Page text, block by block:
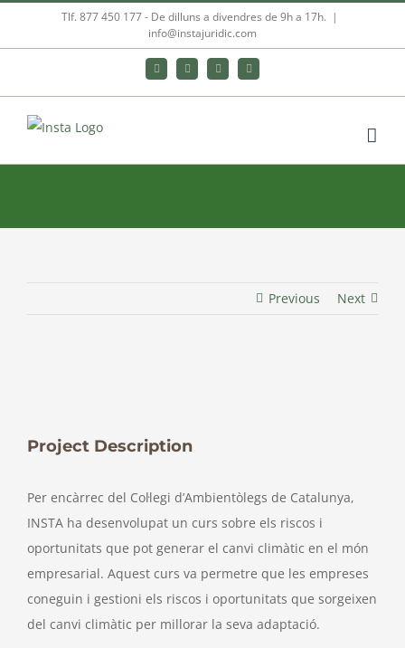
Tlf. 877 450 177‬ - De dilluns a divendres de 9h a 17h. |
info@instajuridic.com
BlueskyLinkedInYouTubeInstagram
Previous Next
Project Description
Per encàrrec del Col·legi d’Ambientòlegs de Catalunya,
INSTA ha desenvolupat un curs sobre els riscos i
oportunitats que pot generar el canvi climàtic en el món
empresarial. Aquest curs va permetre que les empreses
coneguin i gestioni els riscos i oportunitats que sorgeixen
del canvi climàtic per millorar la seva adaptació.